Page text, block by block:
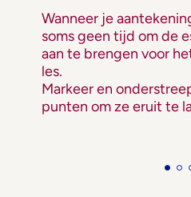
Wanneer je
soms geen tijd om de
aan te brengen voor
les.
Markeer en
punten om ze eruit te